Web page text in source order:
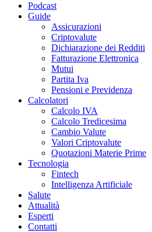
Podcast
Guide
Assicurazioni
Criptovalute
Dichiarazione dei Redditi
Fatturazione Elettronica
Mutui
Partita Iva
Pensioni e Previdenza
Calcolatori
Calcolo IVA
Calcolo Tredicesima
Cambio Valute
Valori Criptovalute
Quotazioni Materie Prime
Tecnologia
Fintech
Intelligenza Artificiale
Salute
Attualità
Esperti
Contatti